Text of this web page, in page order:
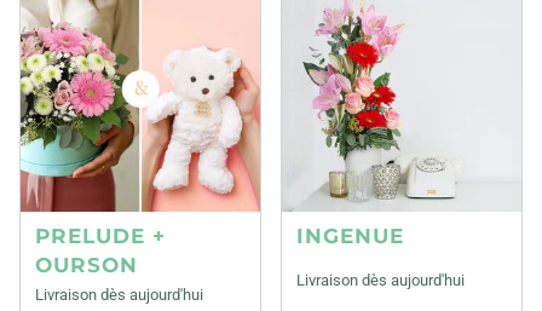
PRELUDE +
OURSON
Livraison dès aujourd'hui
INGENUE
Livraison dès aujourd'hui